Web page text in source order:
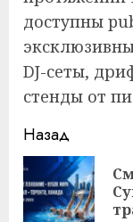
доступны
DJ-сеты,
стенды от
чтение
Назад